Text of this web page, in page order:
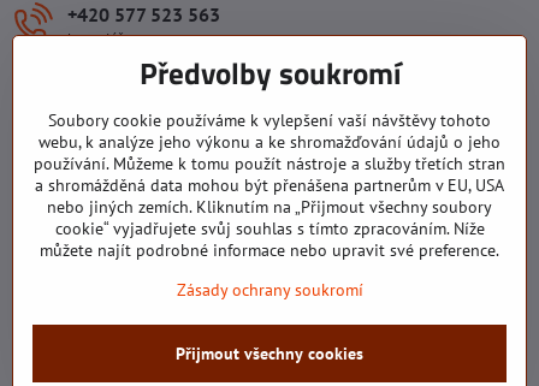
+420 577 523 563
kancelář
ivlecbych​@seznam​.cz
Důležité odkazy
Všechny texty, obrázky a fotografie jsou majetkem společnosti Ing.
Vojtěch Lečbych - IVL. Kopírovat obsah těchto stránek můžete jen se
©2026Copyright
Předvolby soukromíZásady ochrany soukromíStav objednávky
Předvolby soukromí
Soubory cookie používáme k vylepšení vaší návštěvy tohoto
webu, k analýze jeho výkonu a ke shromažďování údajů o jeho
používání. Můžeme k tomu použít nástroje a služby třetích stran
a shromážděná data mohou být přenášena partnerům v EU, USA
nebo jiných zemích. Kliknutím na „Přijmout všechny soubory
cookie“ vyjadřujete svůj souhlas s tímto zpracováním. Níže
můžete najít podrobné informace nebo upravit své preference.
Zásady ochrany soukromí
Přijmout všechny cookies